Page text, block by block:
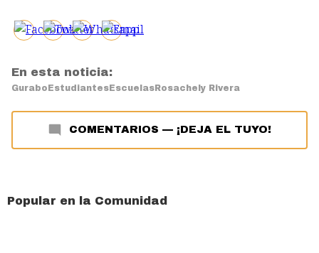
En esta noticia:
Gurabo Estudiantes Escuelas Rosachely Rivera
COMENTARIOS — ¡DEJA EL TUYO!
Popular en la Comunidad